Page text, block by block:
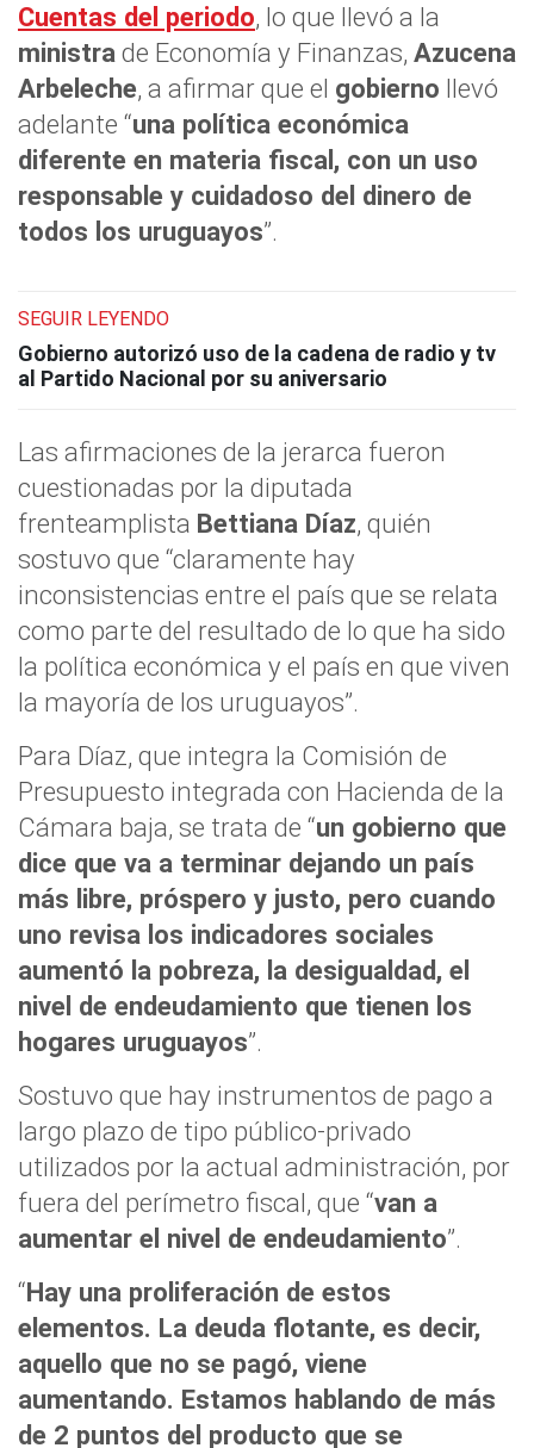
Cuentas del periodo, lo que llevó a la
ministra de Economía y Finanzas, Azucena
Arbeleche, a afirmar que el gobierno llevó
adelante “una política económica
diferente en materia fiscal, con un uso
responsable y cuidadoso del dinero de
todos los uruguayos”.
SEGUIR LEYENDO
Gobierno autorizó uso de la cadena de radio y tv
al Partido Nacional por su aniversario
Las afirmaciones de la jerarca fueron
cuestionadas por la diputada
frenteamplista Bettiana Díaz, quién
sostuvo que “claramente hay
inconsistencias entre el país que se relata
como parte del resultado de lo que ha sido
la política económica y el país en que viven
la mayoría de los uruguayos”.
Para Díaz, que integra la Comisión de
Presupuesto integrada con Hacienda de la
Cámara baja, se trata de “un gobierno que
dice que va a terminar dejando un país
más libre, próspero y justo, pero cuando
uno revisa los indicadores sociales
aumentó la pobreza, la desigualdad, el
nivel de endeudamiento que tienen los
hogares uruguayos”.
Sostuvo que hay instrumentos de pago a
largo plazo de tipo público-privado
utilizados por la actual administración, por
fuera del perímetro fiscal, que “van a
aumentar el nivel de endeudamiento”.
“Hay una proliferación de estos
elementos. La deuda flotante, es decir,
aquello que no se pagó, viene
aumentando. Estamos hablando de más
de 2 puntos del producto que se